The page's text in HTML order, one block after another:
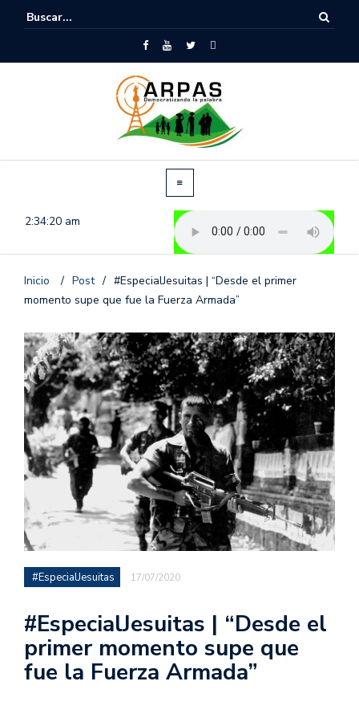
2:34:21 am
Inicio / Post / #EspecialJesuitas | “Desde el primer
momento supe que fue la Fuerza Armada”
#EspecialJesuitas 17/07/2020
#EspecialJesuitas | “Desde el
primer momento supe que
fue la Fuerza Armada”